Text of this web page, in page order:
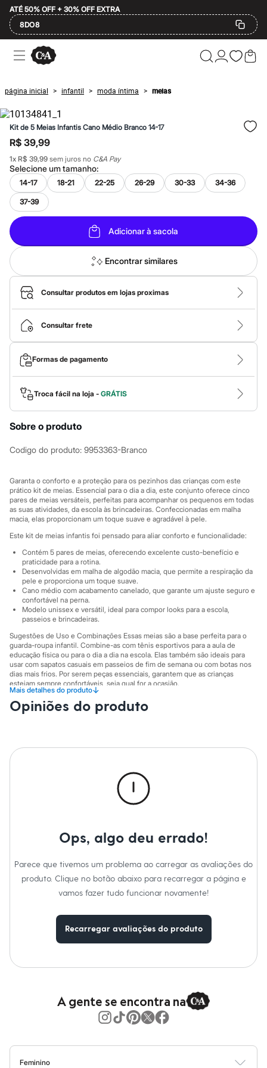
ATÉ 50% OFF + 30% OFF EXTRA
8DO8
Ofertas
Compre por Departamento
Masculino
Infantil
Calçados
Mindse7
Plus Size
Até 20% off
Até 40% off
Até 60% off
A partir de 60% off
Feminino
Em alta
Inverno
Alfaiataria
Novidades
Roupas
Blusas e Camisetas
Básicos
Calças
Casacos e Jaquetas
Jeans
Macacões
Saias
Shorts e Bermudas
Vestidos
Acessórios
Bolsas
Bonés e Chapéus
Bijoux
Cintos
Óculos
Relógios
Calçados
Botas
Rasteirinhas
Tênis
Marcas
City
Clock House
Mindset
Sawary
Yessica
Moda esportiva
Acessórios
Blusas
Calçados
Leggings
Shorts e Bermudas
Tops
Moda íntima
Calcinhas
Cintas e Modeladores
Meias
Pijamas
Sutiãs e Tops
Moda praia
Biquínis
Plus size
Blusas e Camisetas
Dia dos Pais
Inverno
Novidades
Camisetas e Regatas
Casacos e Jaquetas
Jeans
Polos
Chapéus e Bonés
Calçados
Botas
página inicial > infantil > moda íntima > meias
Kit de 5 Meias Infantis Cano Médio Branco 14-17
R$ 39,99
1x R$ 39,99 sem juros no C&A Pay
Selecione umtamanho:
14-17 18-21 22-25 26-29 30-33 34-36
37-39
Adicionar à sacola
Encontrar similares
Consultar produtos em lojas proximas
Consultar frete
Formas de pagamento
Troca fácil na loja - GRÁTIS
Sobre o produto
Codigo do produto: 9953363-Branco
Garanta o conforto e a proteção para os pezinhos das crianças com este
prático kit de meias. Essencial para o dia a dia, este conjunto oferece cinco
pares de meias versáteis, perfeitas para acompanhar os pequenos em todas
as suas atividades, da escola às brincadeiras. Confeccionadas em malha
macia, elas proporcionam um toque suave e agradável à pele.
Este kit de meias infantis foi pensado para aliar conforto e funcionalidade:
Contém 5 pares de meias, oferecendo excelente custo-benefício e
praticidade para a rotina.
Desenvolvidas em malha de algodão macia, que permite a respiração da
pele e proporciona um toque suave.
Cano médio com acabamento canelado, que garante um ajuste seguro e
confortável na perna.
Modelo unissex e versátil, ideal para compor looks para a escola,
passeios e brincadeiras.
Sugestões de Uso e Combinações Essas meias são a base perfeita para o
guarda-roupa infantil. Combine-as com tênis esportivos para a aula de
educação física ou para o dia a dia na escola. Elas também são ideais para
usar com sapatos casuais em passeios de fim de semana ou com botas nos
dias mais frios. Por serem peças essenciais, garantem que as crianças
estejam sempre confortáveis, seja qual for a ocasião.
A gente se encontra na C&A! ❤
Mais detalhes do produto↓
Informacoes gerais:
Opiniões do produto
Ops, algo deu errado!
Parece que tivemos um problema ao carregar as avaliações do
produto. Clique no botão abaixo para recarregar a página e
vamos fazer tudo funcionar novamente!
Recarregar avaliações do produto
A gente se encontra na
Feminino